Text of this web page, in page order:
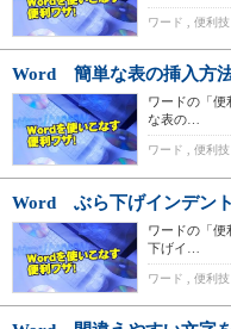
ワード , 便利技
Word 簡単な表の挿入方
ワードの「便
な表の…
ワード , 便利技
Word ぶら下げインデン
ワードの「便
下げイ…
ワード , 便利技